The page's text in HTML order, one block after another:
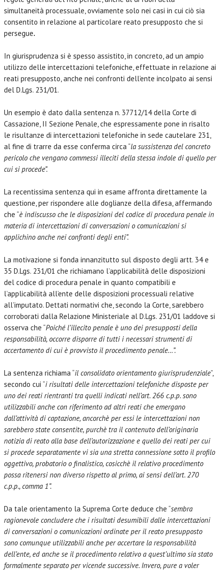
simultaneità processuale, ovviamente solo nei casi in cui ciò sia
consentito in relazione al particolare reato presupposto che si
persegue.
In giurisprudenza si è spesso assistito, in concreto, ad un ampio
utilizzo delle intercettazioni telefoniche, effettuate in relazione ai
reati presupposto, anche nei confronti dell’ente incolpato ai sensi
del D.Lgs. 231/01.
Un esempio è dato dalla sentenza n. 37712/14 della Corte di
Cassazione, II Sezione Penale, che espressamente pone in risalto
le risultanze di intercettazioni telefoniche in sede cautelare 231,
al fine di trarre da esse conferma circa “la sussistenza del concreto
pericolo che vengano commessi illeciti della stessa indole di quello per
cui si procede”.
La recentissima sentenza qui in esame affronta direttamente la
questione, per rispondere alle doglianze della difesa, affermando
che “è indiscusso che le disposizioni del codice di procedura penale in
materia di intercettazioni di conversazioni o comunicazioni si
applichino anche nei confronti degli enti”.
La motivazione si fonda innanzitutto sul disposto degli artt. 34 e
35 D.Lgs. 231/01 che richiamano l’applicabilità delle disposizioni
del codice di procedura penale in quanto compatibili e
l’applicabilità all’ente delle disposizioni processuali relative
all’imputato. Dettati normativi che, secondo la Corte, sarebbero
corroborati dalla Relazione Ministeriale al D.Lgs. 231/01 laddove si
osserva che “Poiché l’illecito penale è uno dei presupposti della
responsabilità, occorre disporre di tutti i necessari strumenti di
accertamento di cui è provvisto il procedimento penale…”.
La sentenza richiama “il consolidato orientamento giurisprudenziale”,
secondo cui “i risultati delle intercettazioni telefoniche disposte per
uno dei reati rientranti tra quelli indicati nell’art. 266 c.p.p. sono
utilizzabili anche con riferimento ad altri reati che emergano
dall’attività di captazione, ancorchè per essi le intercettazioni non
sarebbero state consentite, purchè tra il contenuto dell’originaria
notizia di reato alla base dell’autorizzazione e quello dei reati per cui
si procede separatamente vi sia una stretta connessione sotto il profilo
oggettivo, probatorio o finalistico, cosicchè il relativo procedimento
possa ritenersi non diverso rispetto al primo, ai sensi dell’art. 270
c.p.p., comma 1”.
Da tale orientamento la Suprema Corte deduce che “sembra
ragionevole concludere che i risultati desumibili dalle intercettazioni
di conversazioni o comunicazioni ordinate per il reato presupposto
sono comunque utilizzabili anche per accertare la responsabilità
dell’ente, ed anche se il procedimento relativo a quest’ultimo sia stato
formalmente separato per vicende successive. Invero, pure a voler